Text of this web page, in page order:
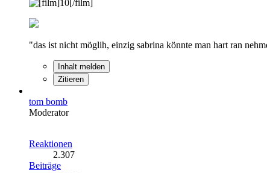
"das ist nicht möglih, einzig sabrina könnte man hart ran
Inhalt melden
Zitieren
tom bomb
Moderator
Reaktionen
2.307
Beiträge